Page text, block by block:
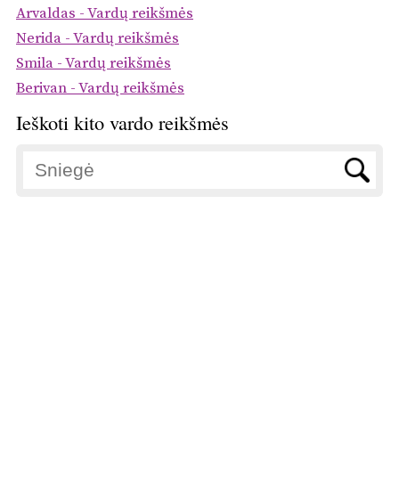
Arvaldas - Vardų reikšmės
Nerida - Vardų reikšmės
Smila - Vardų reikšmės
Berivan - Vardų reikšmės
Ieškoti kito vardo reikšmės